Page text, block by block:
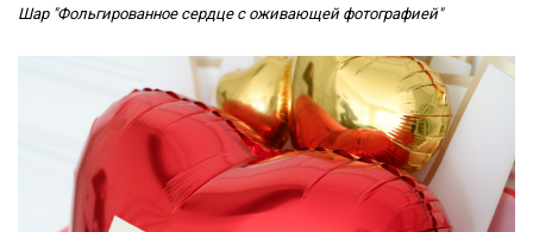
Шар "Фольгированное сердце с оживающей фотографией"